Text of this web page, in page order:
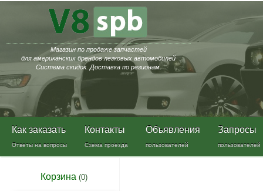
Магазин по продаже запчастей
для американских брендов легковых автомобилей
Система скидок. Доставка по регионам.
Как заказать
Ответы на вопросы
Контакты
Схема проезда
Объявления
пользователей
Запросы
пользователей
Корзина (0)